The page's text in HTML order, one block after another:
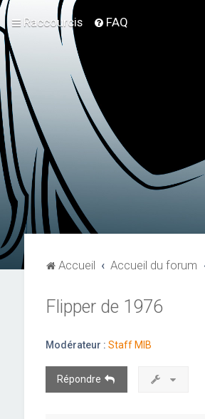
Raccourcis FAQ
Accueil Accueil du forum
Flipper de 1976
Modérateur : Staff MIB
Répondre